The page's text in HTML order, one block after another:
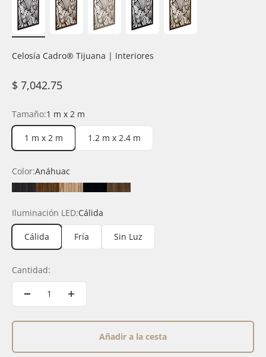
Celosía Cadro®️ Tijuana | Interiores
Precio de oferta
$ 7,042.75
Tamaño:1 m x 2 m
1 m x 2 m 1.2 m x 2.4 m
Color:Anáhuac
AnáhuacDurangoLatte NegroRioja
Iluminación LED:Cálida
Cálida Fría Sin Luz
Cantidad:
Añadir a la cesta